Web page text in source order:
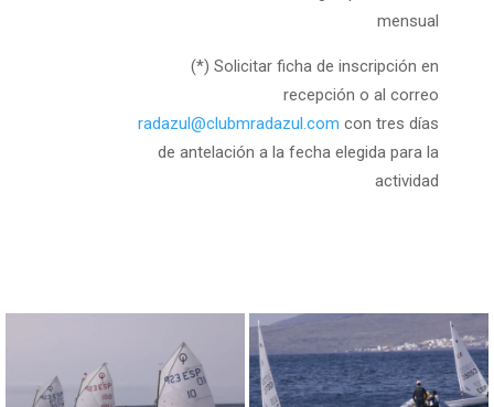
mensual
(*) Solicitar ficha de inscripción en
recepción o al correo
radazul@clubmradazul.com con tres días
de antelación a la fecha elegida para la
actividad